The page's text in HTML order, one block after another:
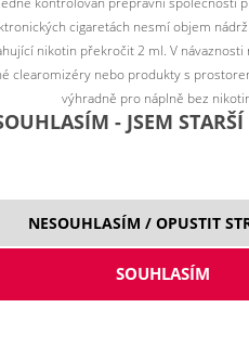
cigaretách nesmí objem
nikotin překročit 2 ml. V
clearomizéry nebo produkty s
výhradně pro náplně bez
- JSEM
NESOUHLASÍM / OPUSTIT